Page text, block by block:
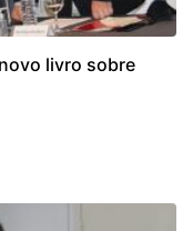
livro sobre